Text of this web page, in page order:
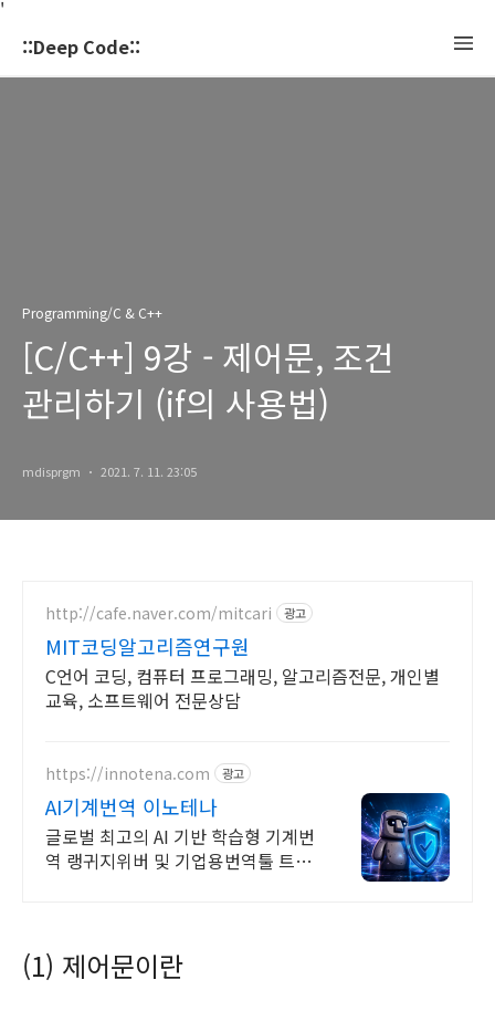
'
::Deep Code::
Programming/C & C++
[C/C++] 9강 - 제어문, 조건
관리하기 (if의 사용법)
mdisprgm 2021. 7. 11. 23:05
http://cafe.naver.com/mitcari 광고
MIT코딩알고리즘연구원
C언어 코딩, 컴퓨터 프로그래밍, 알고리즘전문, 개인별
교육, 소프트웨어 전문상담
https://innotena.com 광고
AI기계번역 이노테나
글로벌 최고의 AI 기반 학습형 기계번
역 랭귀지위버 및 기업용번역툴 트라
(1) 제어문이란